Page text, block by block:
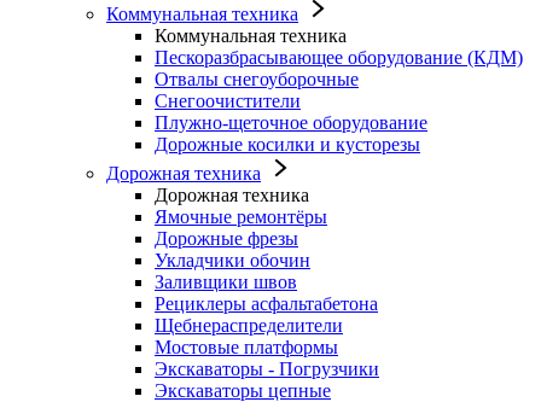
Коммунальная техника
Коммунальная техника
Пескоразбрасывающее оборудование (КДМ)
Отвалы снегоуборочные
Снегоочистители
Плужно-щеточное оборудование
Дорожные косилки и кусторезы
Дорожная техника
Дорожная техника
Ямочные ремонтёры
Дорожные фрезы
Укладчики обочин
Заливщики швов
Рециклеры асфальтабетона
Щебнераспределители
Мостовые платформы
Экскаваторы - Погрузчики
Экскаваторы цепные